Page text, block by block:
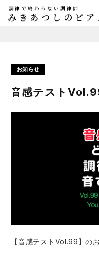
調律で終わらない調律師
みきあつしのピア
お知らせ
音感テスト
【音感テストVol.99】の